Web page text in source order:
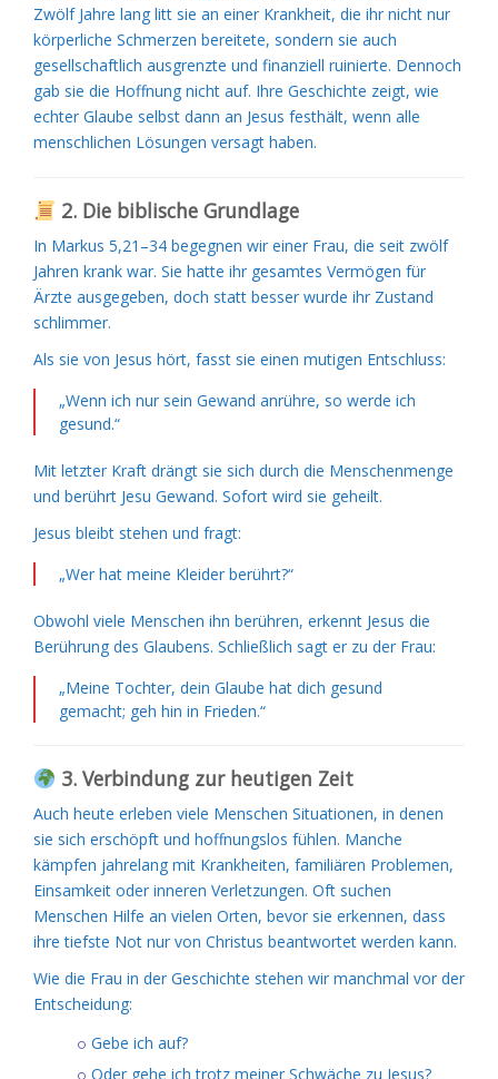
Zwölf Jahre lang litt sie an einer Krankheit, die ihr nicht nur
körperliche Schmerzen bereitete, sondern sie auch
gesellschaftlich ausgrenzte und finanziell ruinierte. Dennoch
gab sie die Hoffnung nicht auf. Ihre Geschichte zeigt, wie
echter Glaube selbst dann an Jesus festhält, wenn alle
menschlichen Lösungen versagt haben.
2. Die biblische Grundlage
In Markus 5,21–34 begegnen wir einer Frau, die seit zwölf
Jahren krank war. Sie hatte ihr gesamtes Vermögen für
Ärzte ausgegeben, doch statt besser wurde ihr Zustand
schlimmer.
Als sie von Jesus hört, fasst sie einen mutigen Entschluss:
„Wenn ich nur sein Gewand anrühre, so werde ich
gesund.“
Mit letzter Kraft drängt sie sich durch die Menschenmenge
und berührt Jesu Gewand. Sofort wird sie geheilt.
Jesus bleibt stehen und fragt:
„Wer hat meine Kleider berührt?“
Obwohl viele Menschen ihn berühren, erkennt Jesus die
Berührung des Glaubens. Schließlich sagt er zu der Frau:
„Meine Tochter, dein Glaube hat dich gesund
gemacht; geh hin in Frieden.“
3. Verbindung zur heutigen Zeit
Auch heute erleben viele Menschen Situationen, in denen
sie sich erschöpft und hoffnungslos fühlen. Manche
kämpfen jahrelang mit Krankheiten, familiären Problemen,
Einsamkeit oder inneren Verletzungen. Oft suchen
Menschen Hilfe an vielen Orten, bevor sie erkennen, dass
ihre tiefste Not nur von Christus beantwortet werden kann.
Wie die Frau in der Geschichte stehen wir manchmal vor der
Entscheidung:
Gebe ich auf?
Oder gehe ich trotz meiner Schwäche zu Jesus?